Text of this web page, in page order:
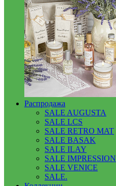
Распродажа
SALE AUGUSTA
SALE LCS
SALE RETRO MAT
SALE BASAK
SALE ILAY
SALE IMPRESSION
SALE VENICE
SALE.